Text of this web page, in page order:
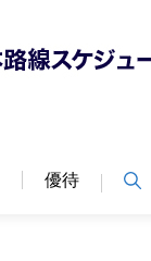
優待